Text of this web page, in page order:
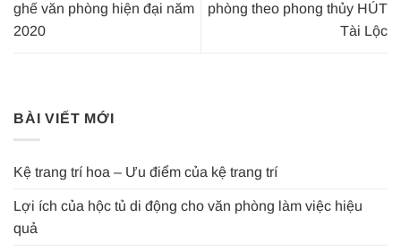
ghế văn phòng hiện đại năm
2020
phòng theo phong thủy HÚT
Tài Lộc
BÀI VIẾT MỚI
Kệ trang trí hoa – Ưu điểm của kệ trang trí
Lợi ích của hộc tủ di động cho văn phòng làm việc hiệu
quả